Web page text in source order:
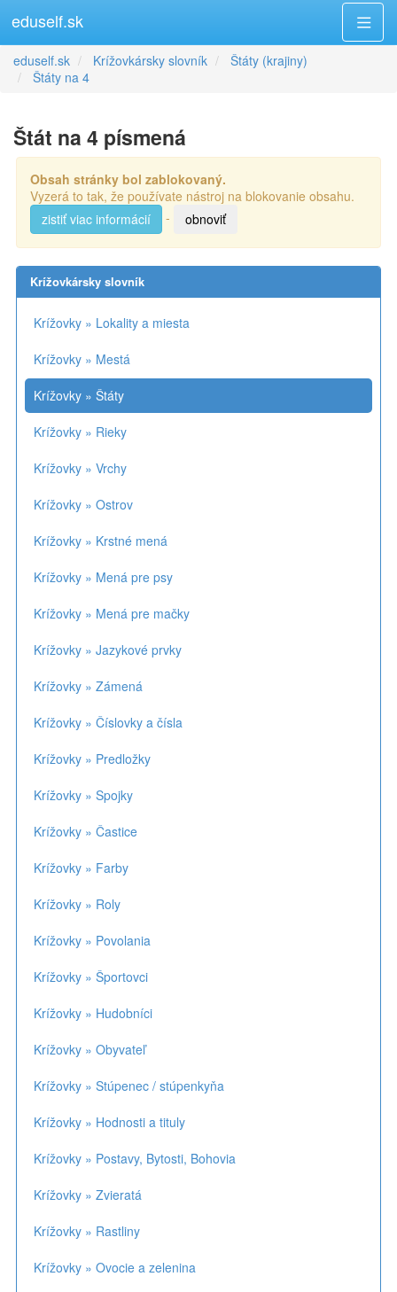
eduself.sk
eduself.sk Krížovkársky slovník
Štáty (krajiny)
Štáty na 4
Štát na 4 písmená
Obsah stránky bol zablokovaný.
Vyzerá to tak, že používate nástroj na blokovanie obsahu.
zistiť viac informácií
- obnoviť
Krížovkársky slovník
Krížovky » Lokality a miesta
Krížovky » Mestá
Krížovky » Štáty
Krížovky » Rieky
Krížovky » Vrchy
Krížovky » Ostrov
Krížovky » Krstné mená
Krížovky » Mená pre psy
Krížovky » Mená pre mačky
Krížovky » Jazykové prvky
Krížovky » Zámená
Krížovky » Číslovky a čísla
Krížovky » Predložky
Krížovky » Spojky
Krížovky » Častice
Krížovky » Farby
Krížovky » Roly
Krížovky » Povolania
Krížovky » Športovci
Krížovky » Hudobníci
Krížovky » Obyvateľ
Krížovky » Stúpenec / stúpenkyňa
Krížovky » Hodnosti a tituly
Krížovky » Postavy, Bytosti, Bohovia
Krížovky » Zvieratá
Krížovky » Rastliny
Krížovky » Ovocie a zelenina